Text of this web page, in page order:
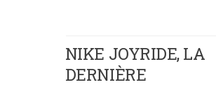
NIKE JOYRIDE, LA
DERNIÈRE